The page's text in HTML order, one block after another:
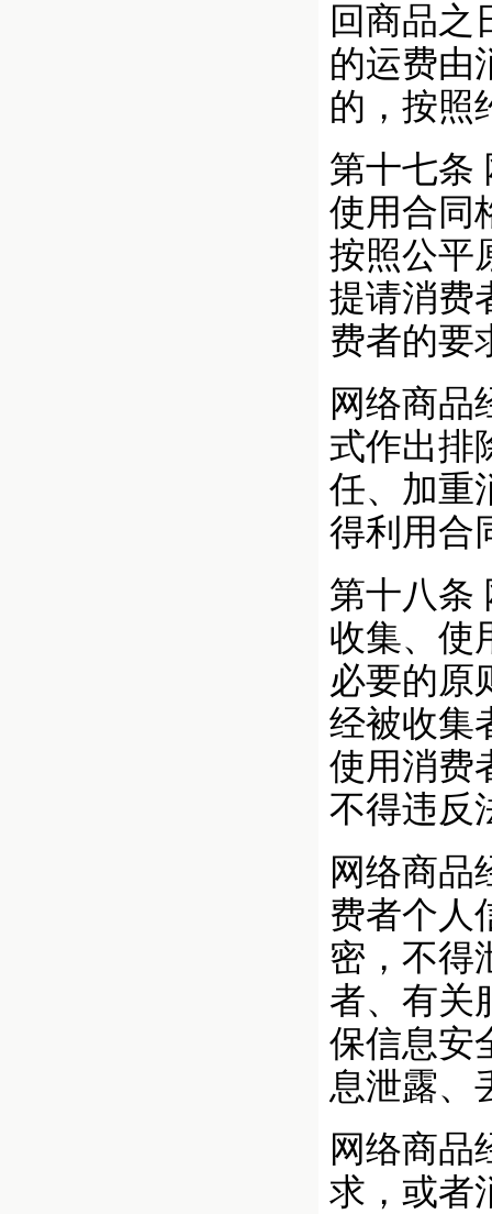
回商品之
的运费由
的，按照
第十七条
使用合同
按照公平
提请消费
费者的要
网络商品
式作出排
任、加重
得利用合
第十八条
收集、使
必要的原
经被收集
使用消费
不得违反
网络商品
费者个人
密，不得
者、有关
保信息安
息泄露、
网络商品
求，或者